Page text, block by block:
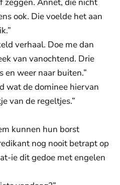
ook. Die voelde het aan
verhaal. Doe me dan
van vanochtend. Drie
weer naar buiten.”
wat de dominee hiervan
van de regeltjes.”
kunnen hun borst
nog nooit betrapt op
ie dit gedoe met engelen